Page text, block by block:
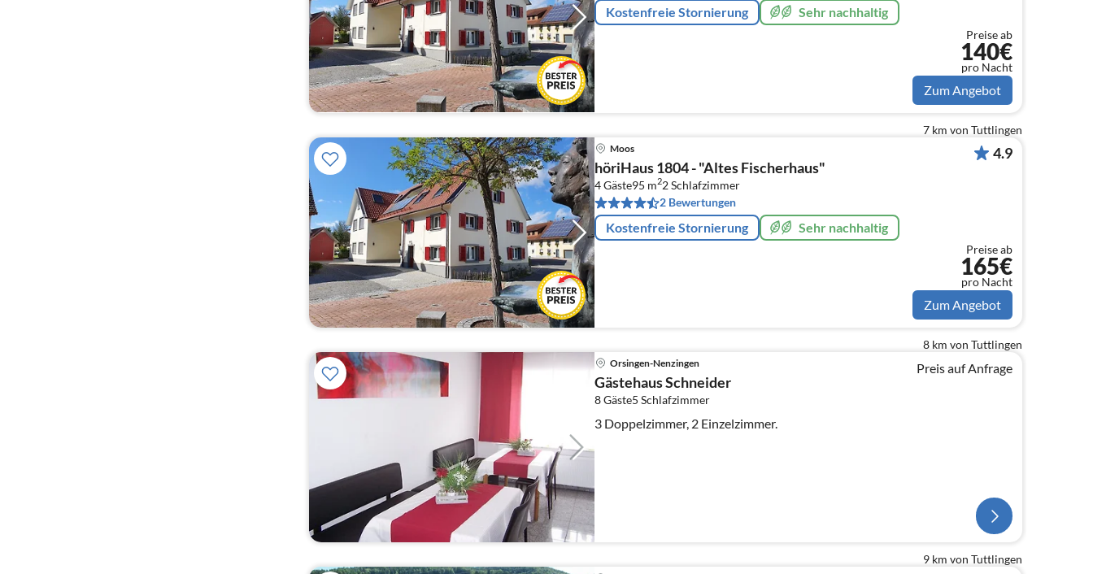
Kostenfreie Stornierung Sehr nachhaltig
Preise ab
140€
pro Nacht
Zum Angebot
7 km von Tuttlingen
Moos
höriHaus 1804 - "Altes Fischerhaus"
4 Gäste95 m22Schlafzimmer
2 Bewertungen
Kostenfreie Stornierung Sehr nachhaltig
4.9
Preise ab
165€
pro Nacht
Zum Angebot
8 km von Tuttlingen
Orsingen-Nenzingen
Gästehaus Schneider
8 Gäste5 Schlafzimmer
3 Doppelzimmer, 2 Einzelzimmer.
Preis auf Anfrage
9 km von Tuttlingen